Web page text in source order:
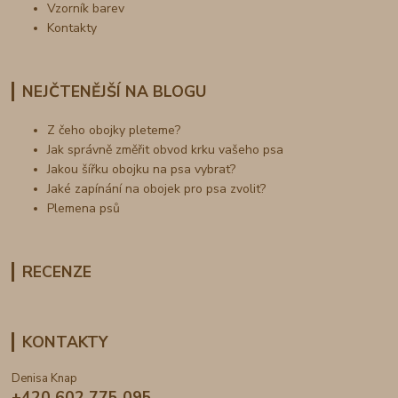
Vzorník barev
Kontakty
NEJČTENĚJŠÍ NA BLOGU
Z čeho obojky pleteme?
Jak správně změřit obvod krku vašeho psa
Jakou šířku obojku na psa vybrat?
Jaké zapínání na obojek pro psa zvolit?
Plemena psů
RECENZE
KONTAKTY
Denisa Knap